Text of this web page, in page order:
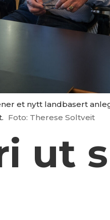
et nytt landbasert
Foto: Therese Soltveit
ut